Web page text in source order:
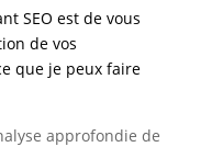
SEO est de vous
de vos
que je peux faire
approfondie de